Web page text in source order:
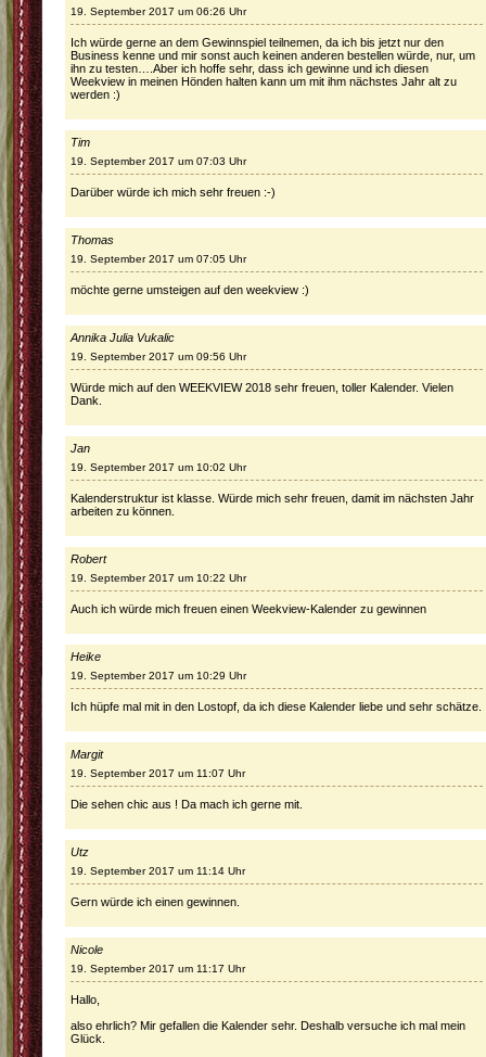
19. September 2017 um 06:26 Uhr
Ich würde gerne an dem Gewinnspiel teilnemen, da ich bis jetzt nur den
Business kenne und mir sonst auch keinen anderen bestellen würde, nur, um
ihn zu testen….Aber ich hoffe sehr, dass ich gewinne und ich diesen
Weekview in meinen Hönden halten kann um mit ihm nächstes Jahr alt zu
werden :)
Tim
19. September 2017 um 07:03 Uhr
Darüber würde ich mich sehr freuen :-)
Thomas
19. September 2017 um 07:05 Uhr
möchte gerne umsteigen auf den weekview :)
Annika Julia Vukalic
19. September 2017 um 09:56 Uhr
Würde mich auf den WEEKVIEW 2018 sehr freuen, toller Kalender. Vielen
Dank.
Jan
19. September 2017 um 10:02 Uhr
Kalenderstruktur ist klasse. Würde mich sehr freuen, damit im nächsten Jahr
arbeiten zu können.
Robert
19. September 2017 um 10:22 Uhr
Auch ich würde mich freuen einen Weekview-Kalender zu gewinnen
Heike
19. September 2017 um 10:29 Uhr
Ich hüpfe mal mit in den Lostopf, da ich diese Kalender liebe und sehr schätze.
Margit
19. September 2017 um 11:07 Uhr
Die sehen chic aus ! Da mach ich gerne mit.
Utz
19. September 2017 um 11:14 Uhr
Gern würde ich einen gewinnen.
Nicole
19. September 2017 um 11:17 Uhr
Hallo,
also ehrlich? Mir gefallen die Kalender sehr. Deshalb versuche ich mal mein
Glück.